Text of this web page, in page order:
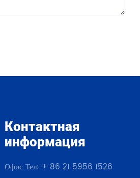
Контактная
информация
Офис Тел: + 86 21 5956 1526